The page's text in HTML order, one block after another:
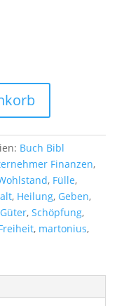
Buch Bibl
Finanzen,
, Fülle,
, Heilung, Geben,
Güter, Schöpfung,
, martonius,